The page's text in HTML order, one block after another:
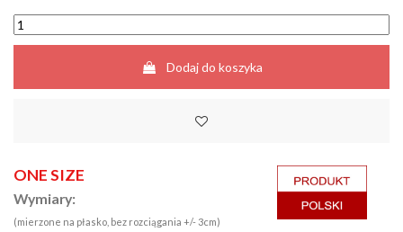
Dodaj do koszyka
ONE SIZE
Wymiary:
(mierzone na płasko, bez rozciągania +/- 3cm)